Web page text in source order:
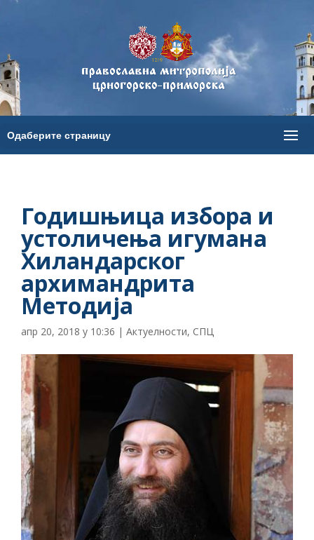
Годишњица избора и
устоличења игумана
Хиландарског
архимандрита
Методија
апр 20, 2018 у 10:36 | Актуелности, СПЦ